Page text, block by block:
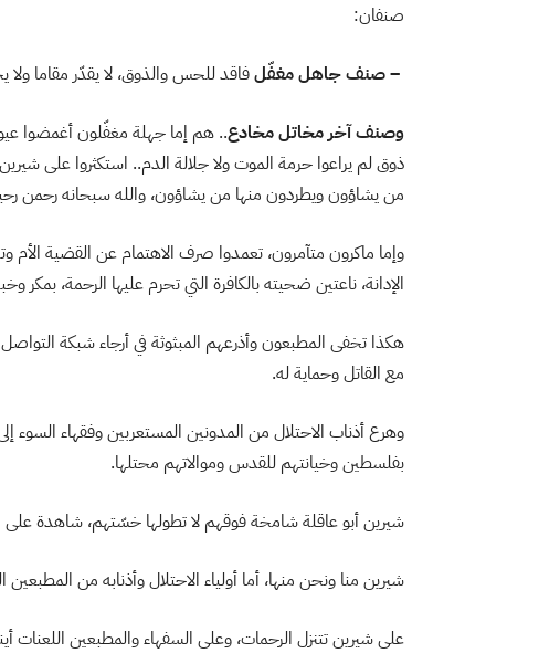
صنفان:
– صنف جاهل مغفّلفاقد للحس والذوق، لا يقدّر مقاما ولا
وصنف آخر مخاتل مخادع.. هم إما جهلة مغفّلون أغمضوا
ذوق لم يراعوا حرمة الموت ولا جلالة الدم.. استكثروا على شيرين
من يشاؤون ويطردون منها من يشاؤون، والله سبحانه رحمن
وإما ماكرون متآمرون، تعمدوا صرف الاهتمام عن القضية
الإدانة، ناعتين ضحيته بالكافرة التي تحرم عليها الرحمة، بمكر
هكذا تخفى المطبعون وأذرعهم المبثوثة في أرجاء شبكة التواصل
مع القاتل وحماية له.
وهرع أذناب الاحتلال من المدونين المستعربين وفقهاء السوء
بفلسطين وخيانتهم للقدس وموالاتهم محتلها.
شيرين أبو عاقلة شامخة فوقهم لا تطولها خسّتهم، شاهدة على
شيرين منا ونحن منها، أما أولياء الاحتلال وأذنابه من
على شيرين تتنزل الرحمات، وعلى السفهاء والمطبعين اللعنات